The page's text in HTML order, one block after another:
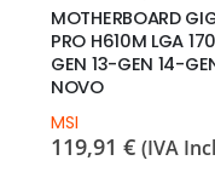
MOTHERBOARD
PRO H610M LGA
GEN 13-GEN 14-
NOVO
MSI
119,91 € (IVA